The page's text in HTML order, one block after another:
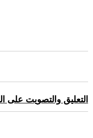
التعليق والتصويت على